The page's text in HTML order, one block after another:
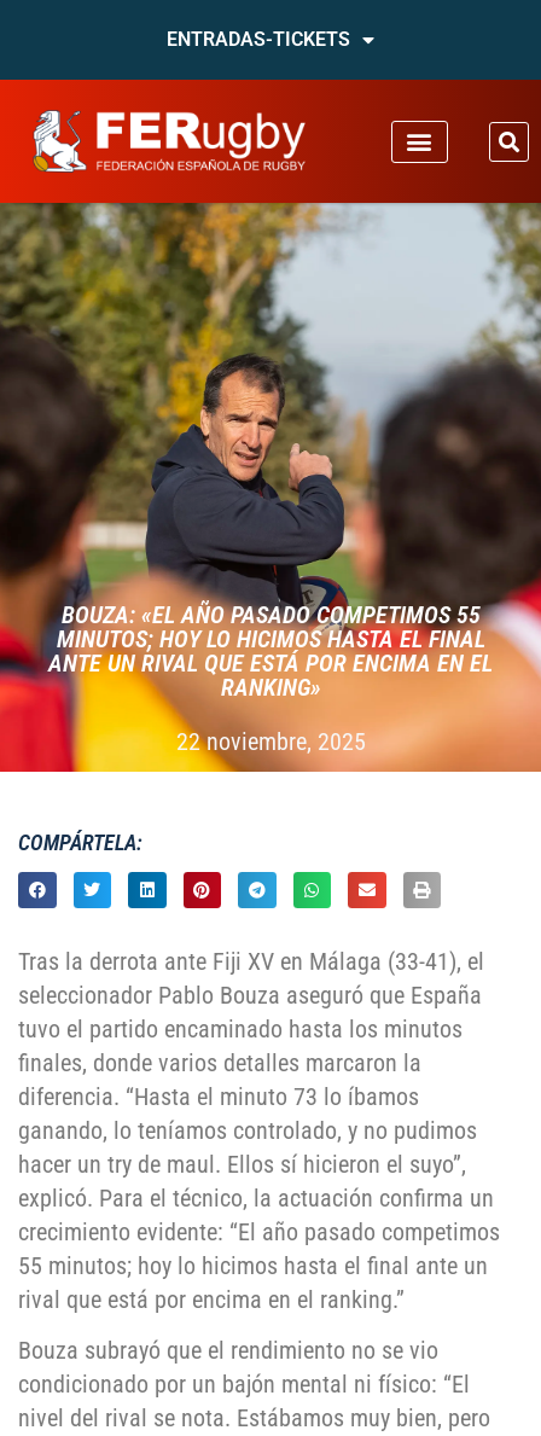
ENTRADAS-TICKETS
BOUZA: «EL AÑO PASADO COMPETIMOS 55
MINUTOS; HOY LO HICIMOS HASTA EL FINAL
ANTE UN RIVAL QUE ESTÁ POR ENCIMA EN EL
RANKING»
22 noviembre, 2025
COMPÁRTELA:
Tras la derrota ante Fiji XV en Málaga (33-41), el
seleccionador Pablo Bouza aseguró que España
tuvo el partido encaminado hasta los minutos
finales, donde varios detalles marcaron la
diferencia. “Hasta el minuto 73 lo íbamos
ganando, lo teníamos controlado, y no pudimos
hacer un try de maul. Ellos sí hicieron el suyo”,
explicó. Para el técnico, la actuación confirma un
crecimiento evidente: “El año pasado competimos
55 minutos; hoy lo hicimos hasta el final ante un
rival que está por encima en el ranking.”
Bouza subrayó que el rendimiento no se vio
condicionado por un bajón mental ni físico: “El
nivel del rival se nota. Estábamos muy bien, pero